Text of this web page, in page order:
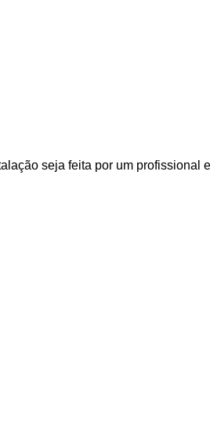
seja feita por um profissional